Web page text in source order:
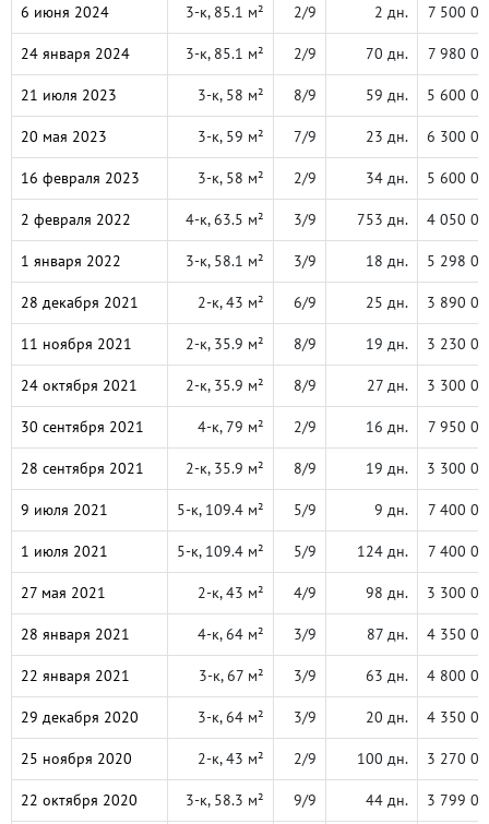
6 июня 2024 3-к, 85.1 м² 2/9 2 дн. 7 500
24 января 2024 3-к, 85.1 м² 2/9 70 дн. 7 980
21 июля 2023 3-к, 58 м² 8/9 59 дн. 5 600
20 мая 2023 3-к, 59 м² 7/9 23 дн. 6 300
16 февраля 2023 3-к, 58 м² 2/9 34 дн. 5 600
2 февраля 2022 4-к, 63.5 м² 3/9 753 дн. 4 050
1 января 2022 3-к, 58.1 м² 3/9 18 дн. 5 298
28 декабря 2021 2-к, 43 м² 6/9 25 дн. 3 890
11 ноября 2021 2-к, 35.9 м² 8/9 19 дн. 3 230
24 октября 2021 2-к, 35.9 м² 8/9 27 дн. 3 300
30 сентября 2021 4-к, 79 м² 2/9 16 дн. 7 950
28 сентября 2021 2-к, 35.9 м² 8/9 19 дн. 3 300
9 июля 2021 5-к, 109.4 м² 5/9 9 дн. 7 400
1 июля 2021 5-к, 109.4 м² 5/9 124 дн. 7 400
27 мая 2021 2-к, 43 м² 4/9 98 дн. 3 300
28 января 2021 4-к, 64 м² 3/9 87 дн. 4 350
22 января 2021 3-к, 67 м² 3/9 63 дн. 4 800
29 декабря 2020 3-к, 64 м² 3/9 20 дн. 4 350
25 ноября 2020 2-к, 43 м² 2/9 100 дн. 3 270
22 октября 2020 3-к, 58.3 м² 9/9 44 дн. 3 799